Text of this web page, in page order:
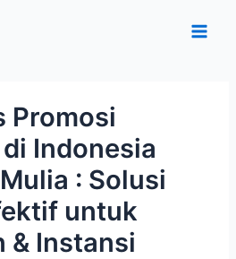
Promosi
Indonesia
: Solusi
untuk
& Instansi